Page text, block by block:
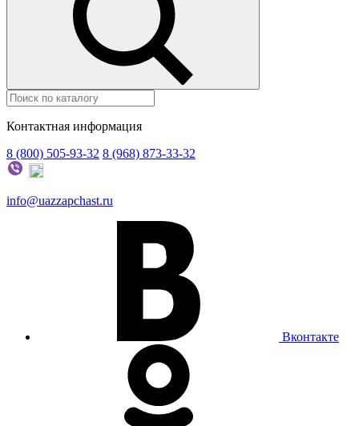
Контактная информация
8 (800) 505-93-32 8 (968) 873-33-32
info@uazzapchast.ru
Вконтакте